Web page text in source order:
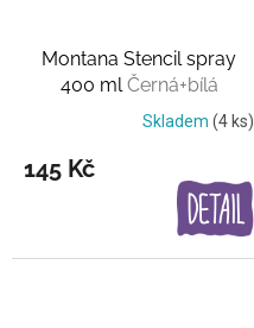
Montana Stencil spray
400 ml Černá+bílá
Skladem (4 ks)
145 Kč